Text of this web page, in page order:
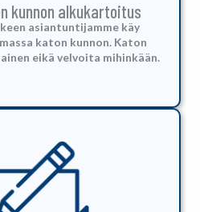
kunnon alkukartoitus
asiantuntijamme käy
katon kunnon. Katon
eikä velvoita mihinkään.